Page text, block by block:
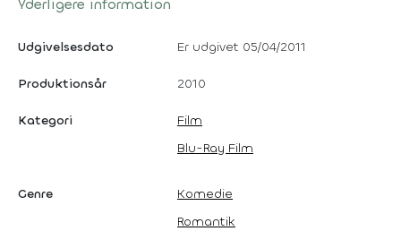
Yderligere information
Udgivelsesdato Er udgivet 05/04/2011
Produktionsår 2010
Kategori
Film
Blu-Ray Film
Genre
Komedie
Romantik